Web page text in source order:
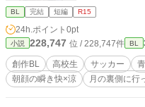
BL 完結 短編 R15
24h.ポイント 0pt
小説 228,747 位 / 228,747件 BL
創作BL 高校生 サッカー
朝顔の瞬き快×涼
月の裏側に行